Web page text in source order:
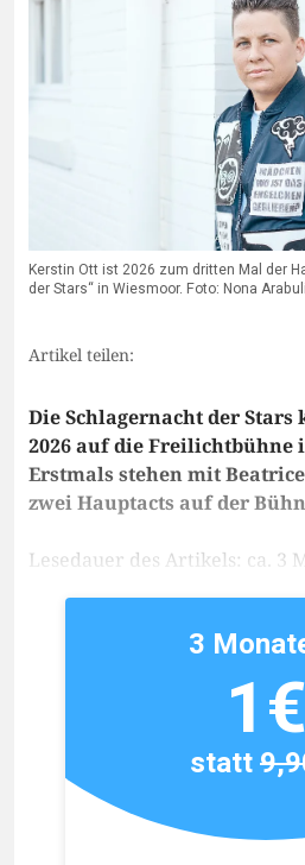
Kerstin Ott ist 2026 zum dritten Mal der
der Stars“ in Wiesmoor. Foto: Nona Arabuli
Artikel teilen:
Die Schlagernacht der Stars
2026 auf die Freilichtbühne
Erstmals stehen mit
zwei Hauptacts auf der
Lesedauer des Artikels: ca. 3
3
1€
statt